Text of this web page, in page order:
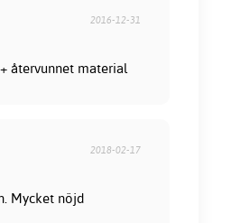
2016-12-31
återvunnet material
2018-02-17
Mycket nöjd